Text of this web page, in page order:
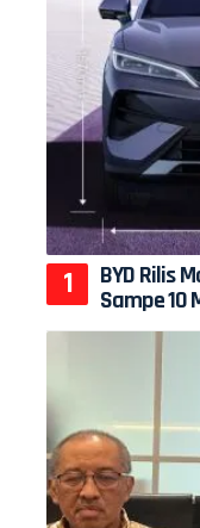
BYD Rilis
Sampe 10